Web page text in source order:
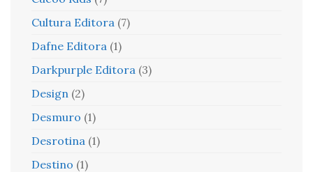
Cultura Editora (7)
Dafne Editora (1)
Darkpurple Editora (3)
Design (2)
Desmuro (1)
Desrotina (1)
Destino (1)